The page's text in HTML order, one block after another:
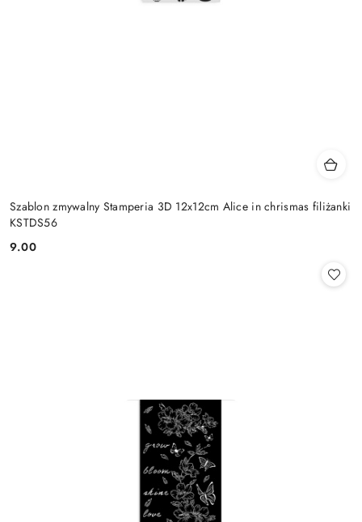
Szablon zmywalny Stamperia 3D 12x12cm Alice in chrismas filiżanki
KSTDS56
Cena:
9.00